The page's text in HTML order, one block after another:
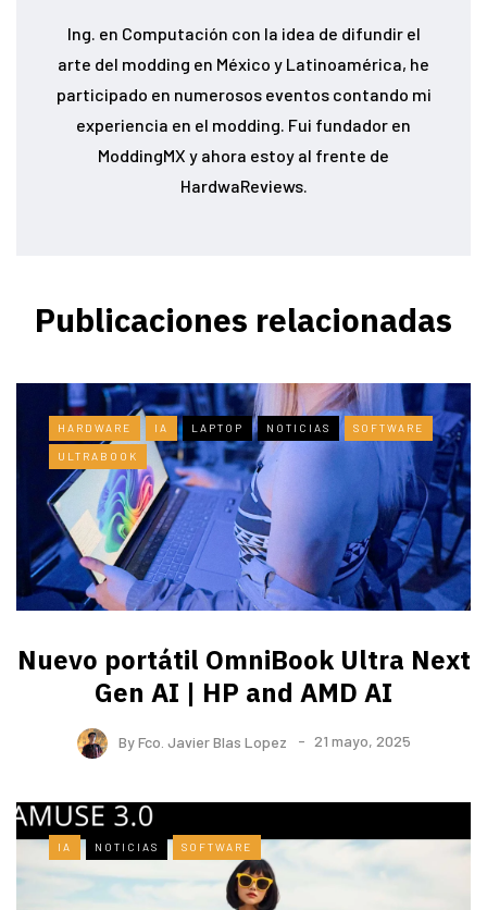
Ing. en Computación con la idea de difundir el
arte del modding en México y Latinoamérica, he
participado en numerosos eventos contando mi
experiencia en el modding. Fui fundador en
ModdingMX y ahora estoy al frente de
HardwaReviews.
Publicaciones relacionadas
HARDWARE IA LAPTOP NOTICIAS SOFTWARE
ULTRABOOK
Nuevo portátil OmniBook Ultra ​Next
Gen AI | HP and AMD AI
ByFco. Javier Blas Lopez 21 mayo, 2025
IA NOTICIAS SOFTWARE